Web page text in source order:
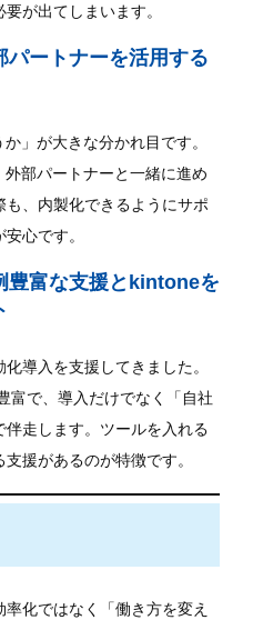
が出てしまいます。
パートナーを活用する
」が大きな分かれ目です。
部パートナーと一緒に進め
、内製化できるようにサポ
心です。
豊富な支援とkintoneを
導入を支援してきました。
富で、導入だけでなく「自社
走します。ツールを入れる
援があるのが特徴です。
化ではなく「働き方を変え